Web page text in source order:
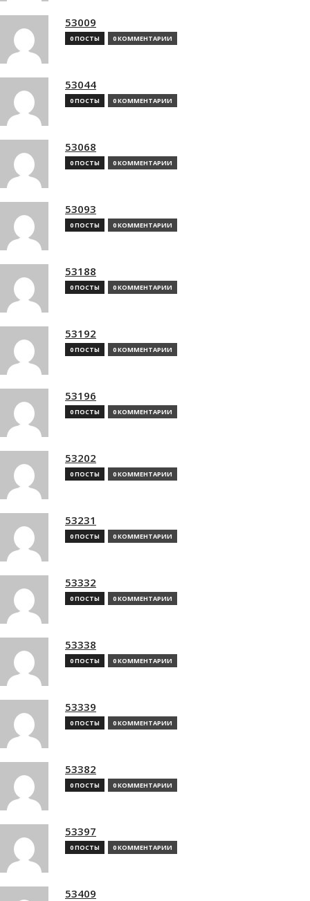
53009
0 ПОСТЫ 0 КОММЕНТАРИИ
53044
0 ПОСТЫ 0 КОММЕНТАРИИ
53068
0 ПОСТЫ 0 КОММЕНТАРИИ
53093
0 ПОСТЫ 0 КОММЕНТАРИИ
53188
0 ПОСТЫ 0 КОММЕНТАРИИ
53192
0 ПОСТЫ 0 КОММЕНТАРИИ
53196
0 ПОСТЫ 0 КОММЕНТАРИИ
53202
0 ПОСТЫ 0 КОММЕНТАРИИ
53231
0 ПОСТЫ 0 КОММЕНТАРИИ
53332
0 ПОСТЫ 0 КОММЕНТАРИИ
53338
0 ПОСТЫ 0 КОММЕНТАРИИ
53339
0 ПОСТЫ 0 КОММЕНТАРИИ
53382
0 ПОСТЫ 0 КОММЕНТАРИИ
53397
0 ПОСТЫ 0 КОММЕНТАРИИ
53409